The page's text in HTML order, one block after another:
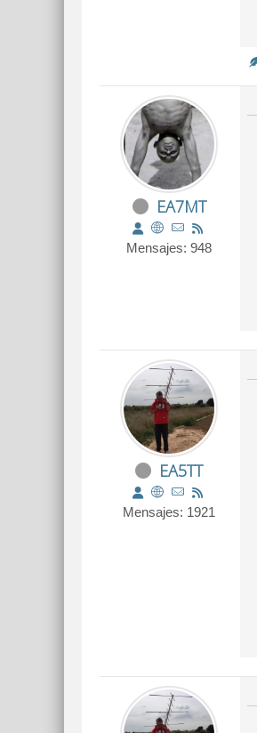
EA7MT
Mensajes: 948
EA5TT
Mensajes: 1921